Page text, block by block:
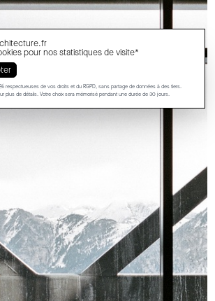
pour nos statistiques de visite*
respectueuses de vos droits et du RGPD, sans partage de données à des tiers.
plus de détails. Votre choix sera mémorisé pendant une durée de 30 jours.